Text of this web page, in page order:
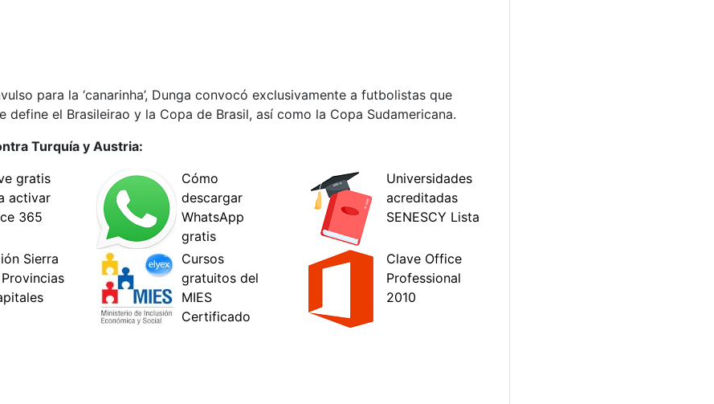
para la ‘canarinha’, Dunga convocó exclusivamente a futbolistas que
el Brasileirao y la Copa de Brasil, así como la Copa Sudamericana.
Turquía y Austria: